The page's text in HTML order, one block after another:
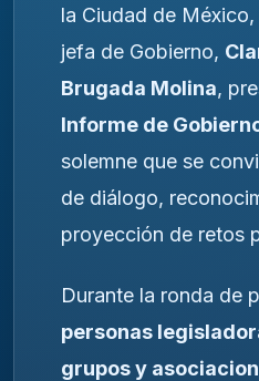
la Ciudad de
jefa de Gobierno,
Brugada Molina,
Informe de
solemne que se
de diálogo,
proyección de retos
Durante la ronda de
personas
grupos y